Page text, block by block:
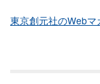
東京創元社のWebマ